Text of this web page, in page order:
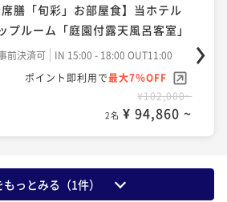
席膳「旬彩」お部屋食】当ホテル
プルーム「庭園付露天風呂客室」
前決済可
IN 15:00 - 18:00 OUT11:00
ポイント即利用で最大7％OFF
¥102,000~
2名 ¥ 94,860 ~
もっとみる（1件）